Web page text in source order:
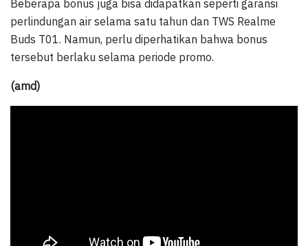
Beberapa bonus juga bisa didapatkan seperti garansi
perlindungan air selama satu tahun dan TWS Realme
Buds T01. Namun, perlu diperhatikan bahwa bonus
tersebut berlaku selama periode promo.
(amd)